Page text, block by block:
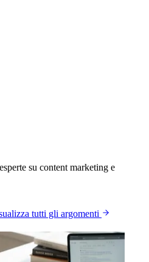
su content marketing e
tutti gli argomenti